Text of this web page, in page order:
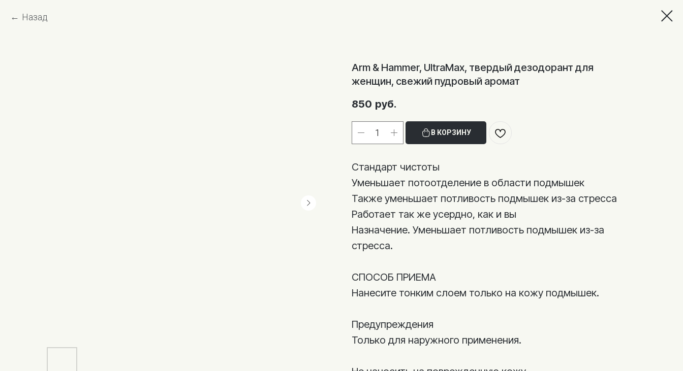
Назад
Arm & Hammer, UltraMax, твердый дезодорант для
женщин, свежий пудровый аромат
850 руб.
В КОРЗИНУ
Стандарт чистоты
Уменьшает потоотделение в области подмышек
Также уменьшает потливость подмышек из-за стресса
Работает так же усердно, как и вы
Назначение. Уменьшает потливость подмышек из-за
стресса.
СПОСОБ ПРИЕМА
Нанесите тонким слоем только на кожу подмышек.
Предупреждения
Только для наружного применения.